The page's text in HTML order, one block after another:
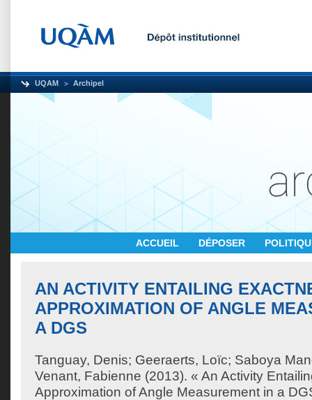
UQAM Archipel
ACCUEIL DÉPOSER
AN ACTIVITY ENTAILING
APPROXIMATION OF ANGLE
A DGS
Tanguay, Denis; Geeraerts, Loïc; Saboya
Venant, Fabienne (2013). « An Activity
Approximation of Angle Measurement in a